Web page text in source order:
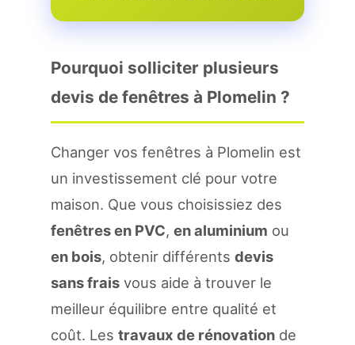
Pourquoi solliciter plusieurs
devis de fenêtres à Plomelin ?
Changer vos fenêtres à Plomelin est
un investissement clé pour votre
maison. Que vous choisissiez des
fenêtres en PVC, en aluminium ou
en bois, obtenir différents devis
sans frais vous aide à trouver le
meilleur équilibre entre qualité et
coût. Les travaux de rénovation de